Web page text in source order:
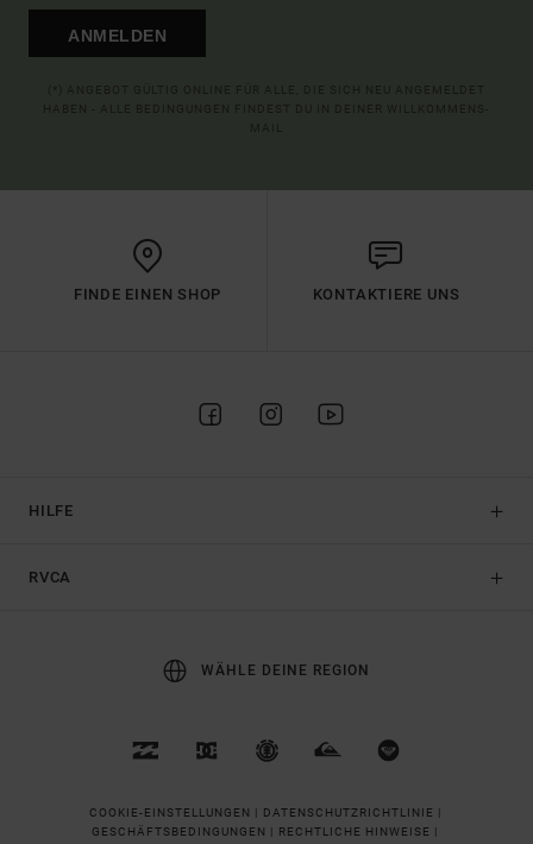
ANMELDEN
FINDE EINEN SHOP KONTAKTIERE UNS
HILFE
RVCA
WÄHLE DEINE REGION
COOKIE-EINSTELLUNGEN | DATENSCHUTZRICHTLINIE |
GESCHÄFTSBEDINGUNGEN | RECHTLICHE HINWEISE |